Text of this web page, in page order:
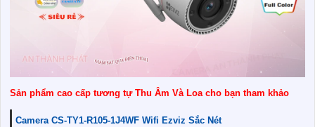
Sản phẩm cao cấp tương tự Thu Âm Và Loa cho bạn tham khảo
Camera CS-TY1-R105-1J4WF Wifi Ezviz Sắc Nét